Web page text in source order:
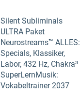
Silent Subliminals
ULTRA Paket
Neurostreams™ ALLES:
Specials, Klassiker,
Labor, 432 Hz, Chakra³
SuperLernMusik:
Vokabeltrainer 2037